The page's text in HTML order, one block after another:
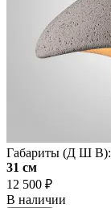
Габариты (Д Ш В):
31 cм
12 500 ₽
В наличии